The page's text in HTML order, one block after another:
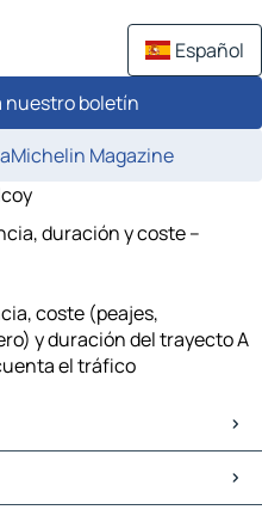
Español
nuestro boletín
Magazine
duración y coste –
coste (peajes,
y duración del trayecto A
el tráfico